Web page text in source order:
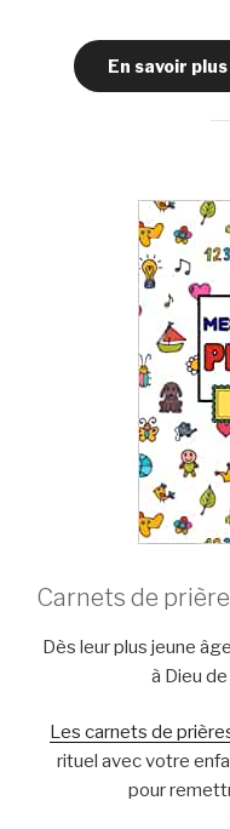
En savoir plus
Carnets de
Dès leur plus jeune
à Dieu
Les carnets de
rituel avec votre
pour